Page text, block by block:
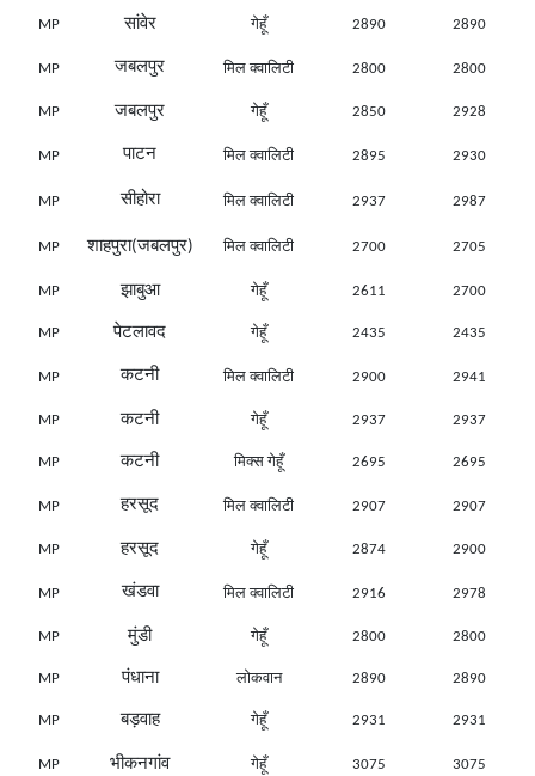
MP सांवेर गेहूँ 2890 2890
MP जबलपुर मिल क्वालिटी 2800 2800
MP जबलपुर गेहूँ 2850 2928
MP पाटन मिल क्वालिटी 2895 2930
MP सीहोरा मिल क्वालिटी 2937 2987
MP शाहपुरा(जबलपुर) मिल क्वालिटी 2700 2705
MP झाबुआ गेहूँ 2611 2700
MP पेटलावद गेहूँ 2435 2435
MP कटनी मिल क्वालिटी 2900 2941
MP कटनी गेहूँ 2937 2937
MP कटनी मिक्स गेहूँ 2695 2695
MP हरसूद मिल क्वालिटी 2907 2907
MP हरसूद गेहूँ 2874 2900
MP खंडवा मिल क्वालिटी 2916 2978
MP मुंडी गेहूँ 2800 2800
MP पंधाना लोकवान 2890 2890
MP बड़वाह गेहूँ 2931 2931
MP भीकनगांव गेहूँ 3075 3075